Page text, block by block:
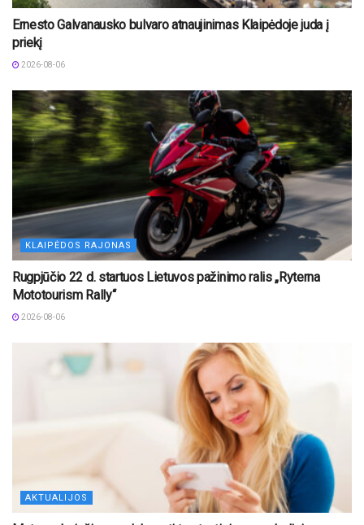
Ernesto Galvanausko bulvaro atnaujinimas Klaipėdoje juda į
priekį
2026-08-06
KLAIPĖDOS RAJONAS
Rugpjūčio 22 d. startuos Lietuvos pažinimo ralis „Ryterna
Mototourism Rally“
2026-08-06
AKTUALIJOS